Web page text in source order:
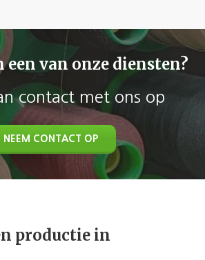
een van onze diensten?
contact met ons op
NEEM CONTACT OP
productie in